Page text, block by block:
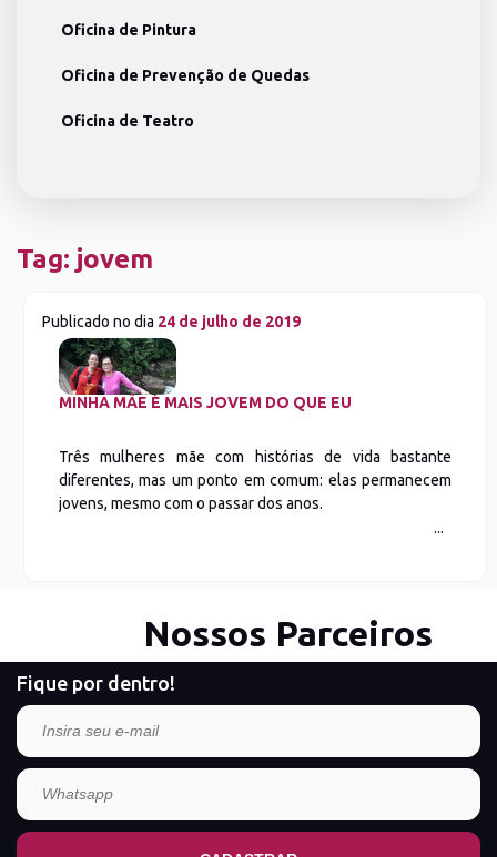
Oficina de Pintura
Oficina de Prevenção de Quedas
Oficina de Teatro
Tag: jovem
Publicado no dia 24 de julho de 2019
MINHA MÃE É MAIS JOVEM DO QUE EU
Três mulheres mãe com histórias de vida bastante
diferentes, mas um ponto em comum: elas permanecem
jovens, mesmo com o passar dos anos.
Nossos Parceiros
Fique por dentro!